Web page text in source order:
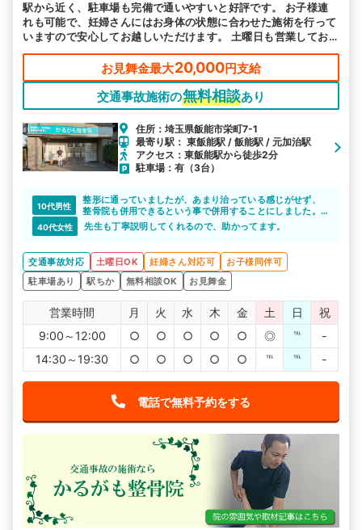
駅から近く、駐車場も完備で通いやすいと好評です。 お子様連
れも可能で、妊婦さんにはお身体の状態に合わせた施術を行って
いますので安心してお越しいただけます。 土曜日も営業してお
りますので、お忙しい方もお気軽にご利用ください。
お見舞金最大20,000円支給
交通事故施術の無料相談あり
住所：埼玉県飯能市栄町7-1
最寄り駅： 東飯能駅 / 飯能駅 / 元加治駅
アクセス：東飯能駅から徒歩2分
駐車場：有（3台）
10代男性
整形に通っていましたが、あまり治っている感じがせず、
整骨院も併用できるという事で併用することにしました。
整骨院では先生が親切に対応してもらえたので良かったで
す。体の方も回復してきたのを感じます。
40代女性 先生も丁寧説明してくれるので、助かってます。
交通事故対応 土曜日OK 妊婦さん対応可
お子様同伴可
駐車場あり
駅ちか 無料相談OK お見舞金
営業時間 月 火 水 木 金 土 日
祝
9:00～12:00
○ ○ ○ ○ ○ ◎ ℡
-
14:30～19:30
○ ○ ○ ○ ○ ℡ ℡ -
電話で無料予約をする